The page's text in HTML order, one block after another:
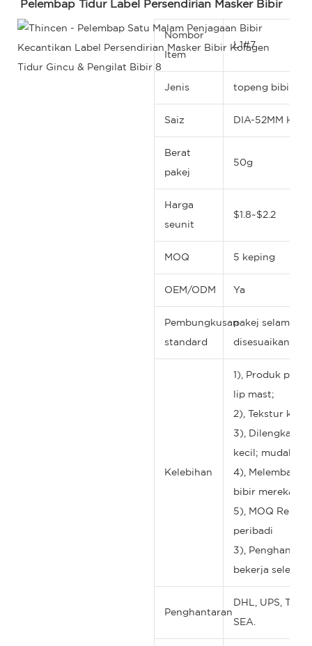
Pelembap Tidur Label Persendirian Masker Bibir
Nombor
Item
L1#7
Jenis topeng bibir
Saiz DIA-52MM H-
Berat
pakej
50g
Harga
seunit
$1.8~$2.2
MOQ 5 keping
OEM/ODM Ya
Pembungkusan
standard
pakej selamat,
disesuaikan
Kelebihan
1), Produk
lip mast;
2), Tekstur
3), Dilengkapi
kecil; mudah
4),
bibir merekah
5), MOQ
peribadi
3),
bekerja selepas
Penghantaran
DHL, UPS, TNT,
SEA.